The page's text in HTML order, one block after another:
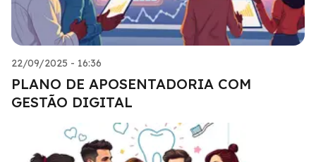
22/09/2025 - 16:36
PLANO DE APOSENTADORIA COM
GESTÃO DIGITAL